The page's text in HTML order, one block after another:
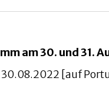
am 30. und 31.
[auf